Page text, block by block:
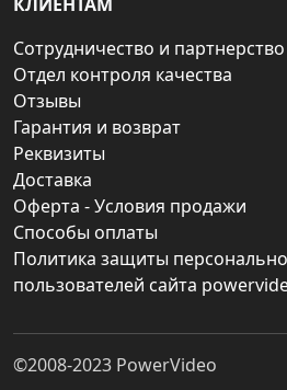
Сотрудничество и
Отдел контроля качества
Отзывы
Гарантия и возврат
Реквизиты
Доставка
Оферта - Условия продажи
Способы оплаты
Политика защиты
пользователей сайта
©2008-2023 PowerVideo